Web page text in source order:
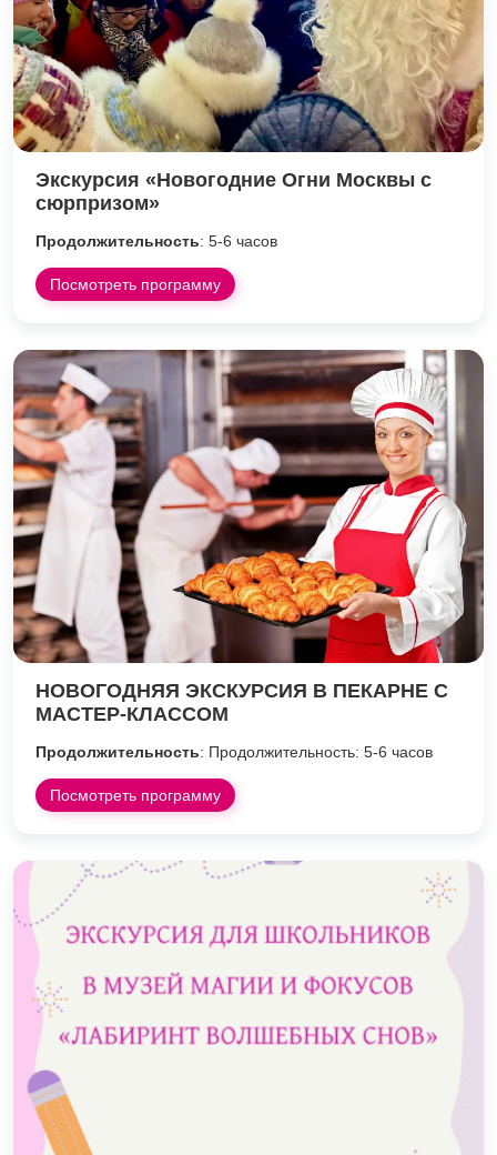
Экскурсия «Новогодние Огни Москвы с
сюрпризом»
Продолжительность: 5-6 часов
Посмотреть программу
НОВОГОДНЯЯ ЭКСКУРСИЯ В ПЕКАРНЕ С
МАСТЕР-КЛАССОМ
Продолжительность: Продолжительность: 5-6 часов
Посмотреть программу